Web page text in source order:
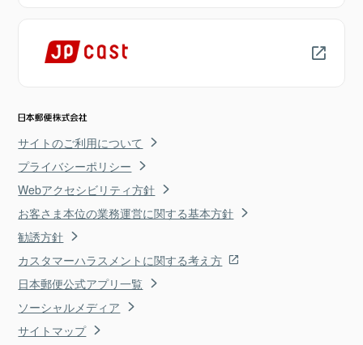
サイトのご利用について
プライバシーポリシー
Webアクセシビリティ方針
お客さま本位の業務運営に関する基本方針
勧誘方針
カスタマーハラスメントに関する考え方
日本郵便公式アプリ一覧
ソーシャルメディア
サイトマップ